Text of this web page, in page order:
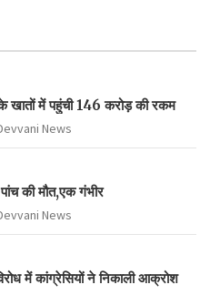
खातों में पहुंची 146 करोड़ की रकम
News
की मौत,एक गंभीर
News
में कांग्रेसियों ने निकाली आक्रोश